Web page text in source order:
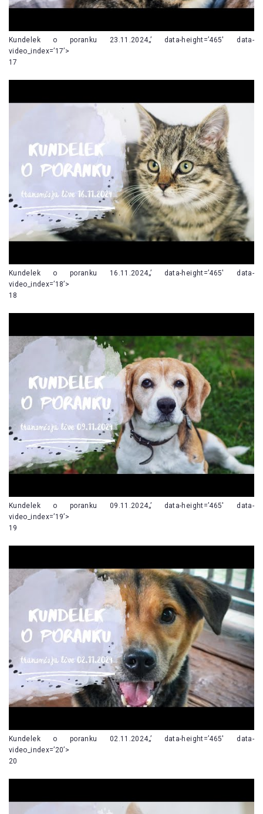
Kundelek o poranku 23.11.2024„’ data-height=’465′ data-
video_index=’17’>
17
Kundelek o poranku 16.11.2024„’ data-height=’465′ data-
video_index=’18’>
18
Kundelek o poranku 09.11.2024„’ data-height=’465′ data-
video_index=’19’>
19
Kundelek o poranku 02.11.2024„’ data-height=’465′ data-
video_index=’20’>
20